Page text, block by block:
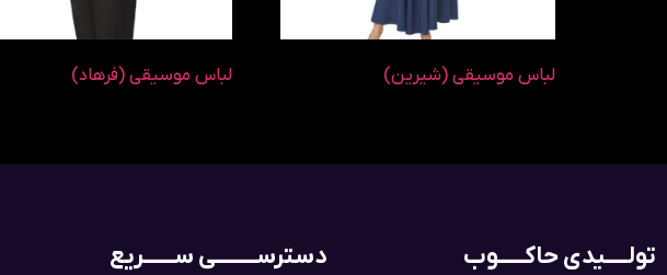
لباس موسیقی (شیرین) لباس موسیقی (فرهاد)
تولـــــیدی حاکــــــوب دسترســـــــــی ســـــــریع